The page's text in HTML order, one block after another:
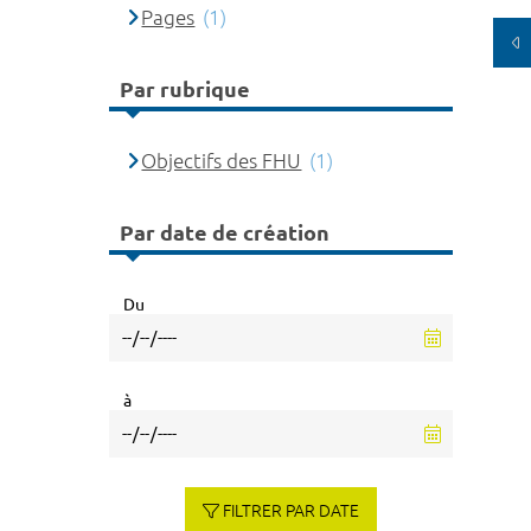
Pages (1)
Par rubrique
Objectifs des FHU (1)
Par date de création
Du
à
FILTRER PAR DATE